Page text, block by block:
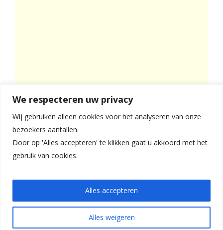
We respecteren uw privacy
Wij gebruiken alleen cookies voor het analyseren van onze
bezoekers aantallen.
Door op 'Alles accepteren' te klikken gaat u akkoord met het
gebruik van cookies.
Alles weigeren
Alles accepteren
© 2026Voluitleven ℗